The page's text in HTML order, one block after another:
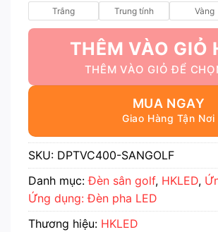
Trắng Trung tính Vàng
THÊM VÀO GIỎ
MUA NGAY
SKU: DPTVC400-SANGOLF
Danh mục:Đèn sân golf, HKLED,
Ứng dụng: Đèn pha LED
Thương hiệu: HKLED